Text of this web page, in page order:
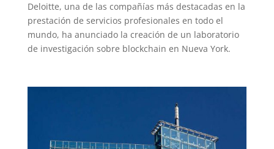
Deloitte, una de las compañías más destacadas en la
prestación de servicios profesionales en todo el
mundo, ha anunciado la creación de un laboratorio
de investigación sobre blockchain en Nueva York.